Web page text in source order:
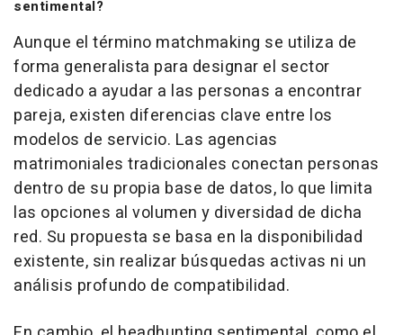
sentimental?
Aunque el término matchmaking se utiliza de
forma generalista para designar el sector
dedicado a ayudar a las personas a encontrar
pareja, existen diferencias clave entre los
modelos de servicio. Las agencias
matrimoniales tradicionales conectan personas
dentro de su propia base de datos, lo que limita
las opciones al volumen y diversidad de dicha
red. Su propuesta se basa en la disponibilidad
existente, sin realizar búsquedas activas ni un
análisis profundo de compatibilidad.